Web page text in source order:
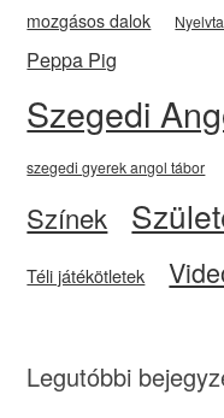
mozgásos dalok
Peppa Pig
Szegedi
szegedi gyerek angol tábor
Színek
Téli játékötletek
Legutóbbi